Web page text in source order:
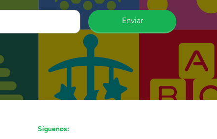
Enviar
Síguenos: